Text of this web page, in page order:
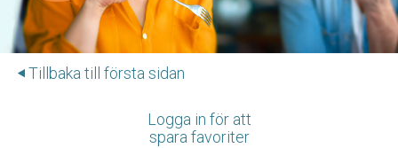
Tillbaka till första sidan
Logga in för att
spara favoriter